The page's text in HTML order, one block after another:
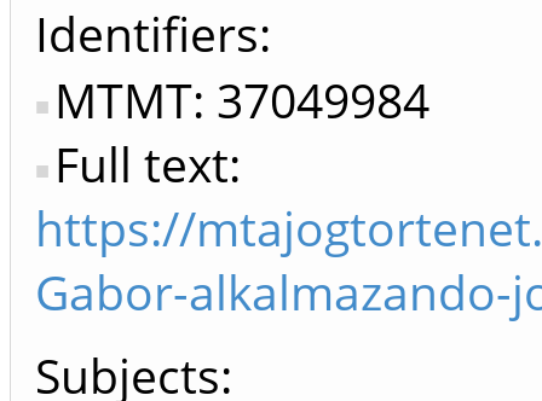
Identifiers
MTMT: 37049984
Full text:
https://
Gabor-alkalmazando-
Subjects: